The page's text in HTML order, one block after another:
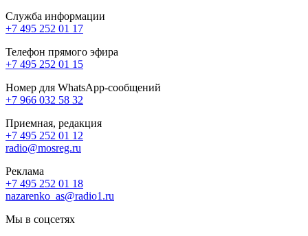
Служба информации
+7 495 252 01 17
Телефон прямого эфира
+7 495 252 01 15
Номер для WhatsApp-сообщений
+7 966 032 58 32
Приемная, редакция
+7 495 252 01 12
radio@mosreg.ru
Реклама
+7 495 252 01 18
nazarenko_as@radio1.ru
Мы в соцсетях